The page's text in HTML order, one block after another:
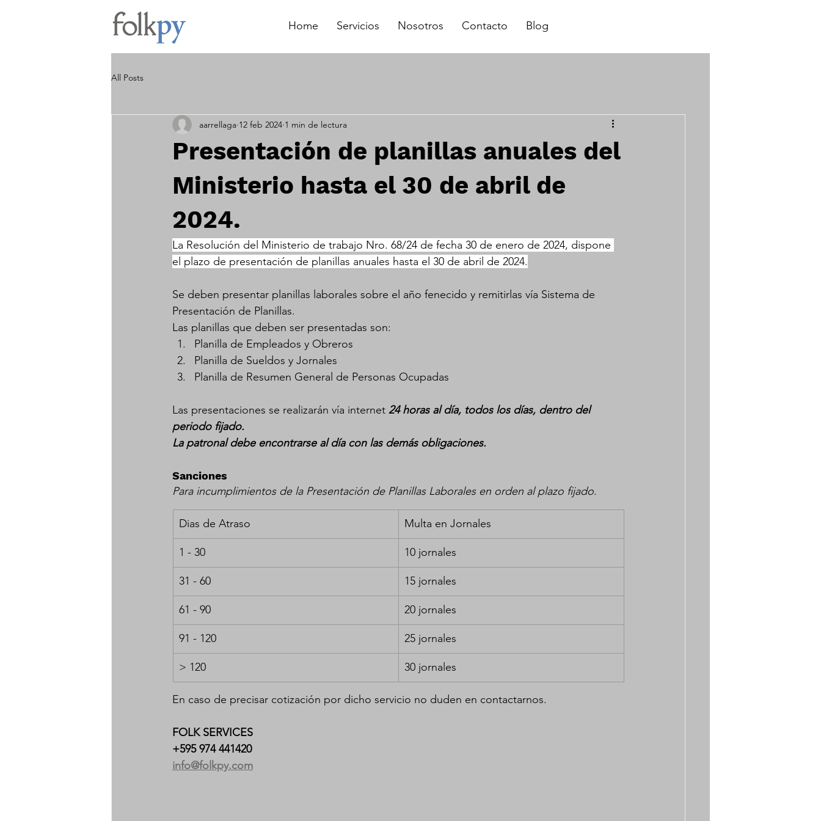
Home Servicios Nosotros Contacto Blog
All Posts
Presentación de planillas anuales del
Ministerio hasta el 30 de abril de
2024.
aarrellaga 12 feb 2024 1 min de lectura
La Resolución del Ministerio de trabajo Nro. 68/24 de fecha 30 de enero de 2024, dispone
el plazo de presentación de planillas anuales hasta el 30 de abril de 2024.
Se deben presentar planillas laborales sobre el año fenecido y remitirlas vía Sistema de
Presentación de Planillas.
Las planillas que deben ser presentadas son:
Planilla de Empleados y Obreros
Planilla de Sueldos y Jornales
Planilla de Resumen General de Personas Ocupadas
Las presentaciones se realizarán vía internet 24 horas al día, todos los días, dentro del
periodo fijado.
La patronal debe encontrarse al día con las demás obligaciones.
Sanciones
Para incumplimientos de la Presentación de Planillas Laborales en orden al plazo fijado.
Dias de Atraso Multa en Jornales
1 - 30 10 jornales
31 - 60 15 jornales
61 - 90 20 jornales
91 - 120 25 jornales
> 120 30 jornales
En caso de precisar cotización por dicho servicio no duden en contactarnos.
FOLK SERVICES
+595 974 441420
info@folkpy.com